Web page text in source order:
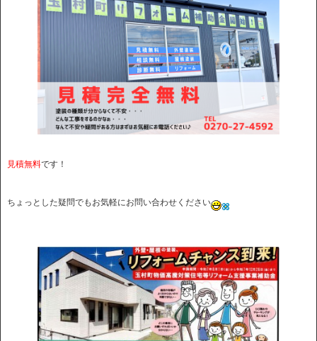
見積無料です！
ちょっとした疑問でもお気軽にお問い合わせください